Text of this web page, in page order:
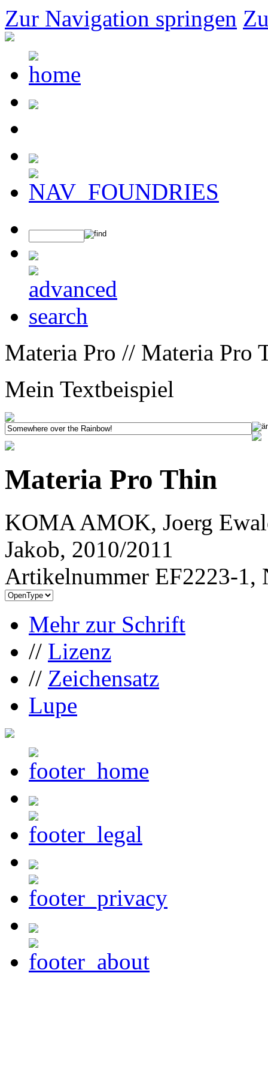
Zur Navigation springen
Materia Pro // Materia Pro
Mein Textbeispiel
Materia Pro Thin
KOMA AMOK, Joerg
Jakob, 2010/2011
Artikelnummer EF2223-1,
Mehr zur Schrift
// Lizenz
// Zeichensatz
Lupe